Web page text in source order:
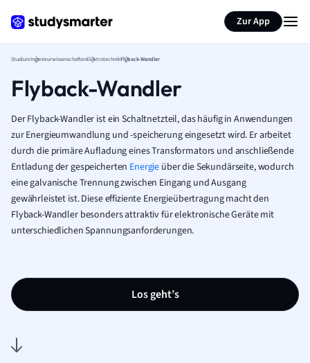
Zur App
StudiumIngenieurwissenschaftenElektrotechnikFlyback-Wandler
Flyback-Wandler
Der Flyback-Wandler ist ein Schaltnetzteil, das häufig in Anwendungen
zur Energieumwandlung und -speicherung eingesetzt wird. Er arbeitet
durch die primäre Aufladung eines Transformators und anschließende
Entladung der gespeicherten Energie über die Sekundärseite, wodurch
eine galvanische Trennung zwischen Eingang und Ausgang
gewährleistet ist. Diese effiziente Energieübertragung macht den
Flyback-Wandler besonders attraktiv für elektronische Geräte mit
unterschiedlichen Spannungsanforderungen.
Los geht’s